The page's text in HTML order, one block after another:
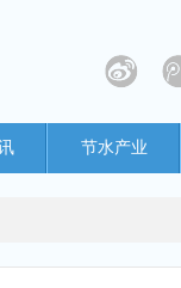
节水产业